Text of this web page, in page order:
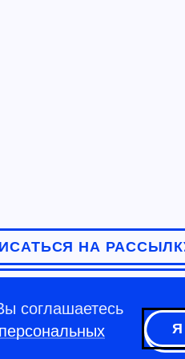
НА
соглашаетесь